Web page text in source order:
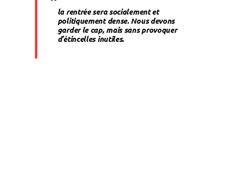
la rentrée sera socialement et
politiquement dense. Nous devons
garder le cap, mais sans provoquer
d’étincelles inutiles.